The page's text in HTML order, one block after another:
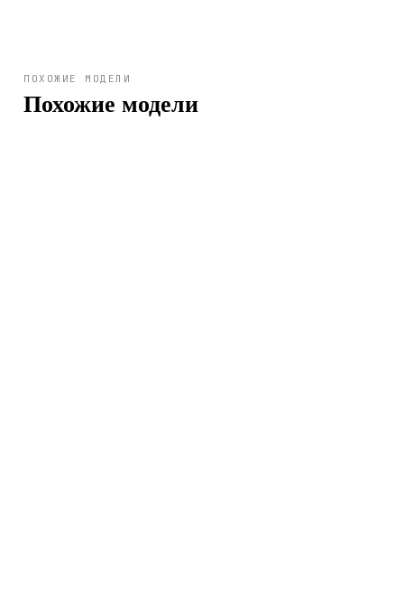
ПОХОЖИЕ МОДЕЛИ
Похожие модели